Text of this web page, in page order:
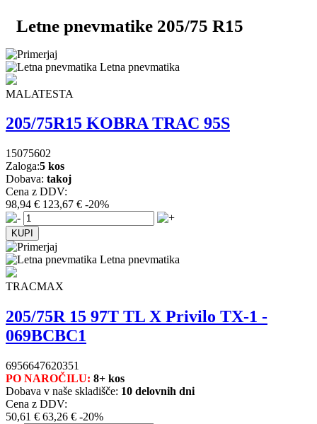
Letne pnevmatike 205/75 R15
Letna pnevmatika
MALATESTA
205/75R15 KOBRA TRAC 95S
15075602
Zaloga:5 kos
Dobava: takoj
Cena z DDV:
98,94 € 123,67 € -20%
Letna pnevmatika
TRACMAX
205/75R 15 97T TL X Privilo TX-1 -
069BCBC1
6956647620351
PO NAROČILU: 8+ kos
Dobava v naše skladišče: 10 delovnih dni
Cena z DDV:
50,61 € 63,26 € -20%